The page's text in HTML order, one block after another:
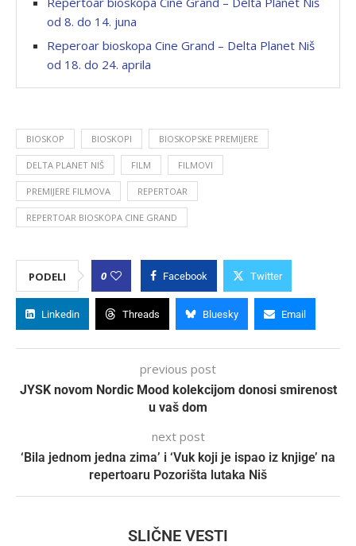
od 8. do 14. juna
Reperoar bioskopa Cine Grand – Delta Planet Niš
od 18. do 24. aprila
BIOSKOP BIOSKOPI BIOSKOPSKE PREMIJERE
DELTA PLANET NIŠ FILM FILMOVI
PREMIJERE FILMOVA REPERTOAR
REPERTOAR BIOSKOPA CINE GRAND
PODELI 0 Facebook Twitter
Linkedin Threads Bluesky Email
previous post
JYSK novom Nordic Mood kolekcijom donosi smirenost
u vaš dom
next post
‘Bila jednom jedna zima’ i ‘Vuk koji je ispao iz knjige’ na
repertoaru Pozorišta lutaka Niš
SLIČNE VESTI